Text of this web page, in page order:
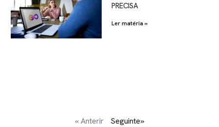
PRECISA
Ler matéria »
« Anterir Seguinte»